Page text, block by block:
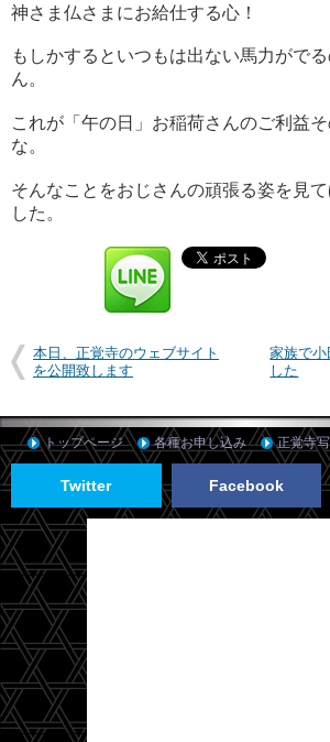
神さま仏さまにお給仕する心！
もしかするといつもは出ない馬力がで
ん。
これが「午の日」お稲荷さんのご利益
な。
そんなことをおじさんの頑張る姿を見
した。
本日、正覚寺のウェブサイト
を公開致します
家族で小
した
トップページ 各種お申し込み 正覚寺
Twitter Facebook